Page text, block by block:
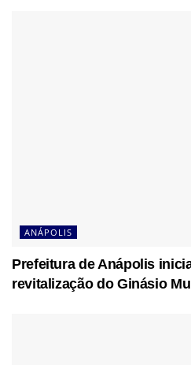
ANÁPOLIS
Prefeitura de Anápolis
revitalização do Ginásio